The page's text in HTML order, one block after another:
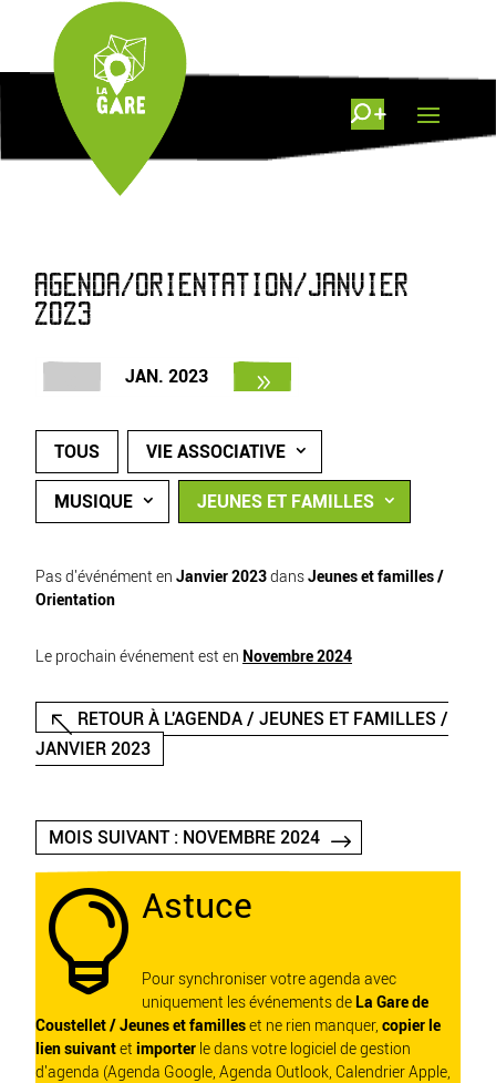
AGENDA/ORIENTATION/JANVIER
2023
JAN. 2023
TOUS VIE ASSOCIATIVE
MUSIQUE JEUNES ET FAMILLES
Pas d'événément en Janvier 2023dansJeunes et familles /
Orientation
Le prochain événement est en Novembre 2024
RETOUR À L'AGENDA / JEUNES ET FAMILLES /
JANVIER 2023
MOIS SUIVANT : NOVEMBRE 2024
 Astuce
Pour synchroniser votre agenda avec
uniquement les événements de La Gare de
Coustellet / Jeunes et familleset ne rien manquer, copier le
lien suivantet importer le dans votre logiciel de gestion
d'agenda (Agenda Google, Agenda Outlook, Calendrier Apple,